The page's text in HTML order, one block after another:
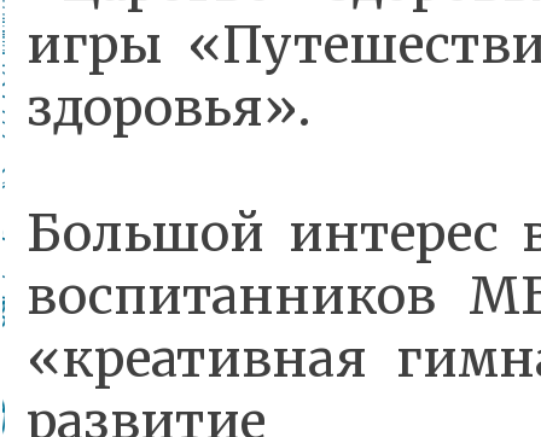
игры
здоровья».
Большой интерес
воспитанников
«креативная
развитие